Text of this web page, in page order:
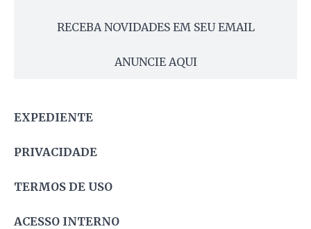
RECEBA NOVIDADES EM SEU EMAIL
ANUNCIE AQUI
EXPEDIENTE
PRIVACIDADE
TERMOS DE USO
ACESSO INTERNO